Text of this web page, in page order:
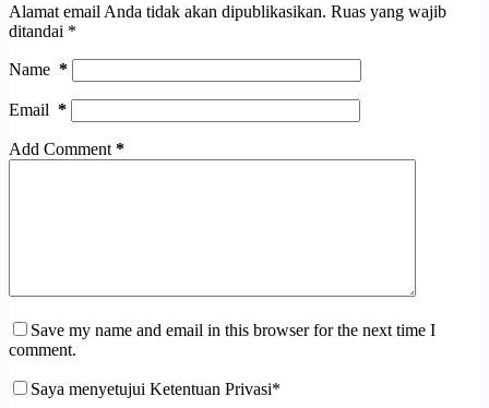
Alamat email Anda tidak akan dipublikasikan. Ruas yang wajib
ditandai *
Name *
Email *
Add Comment *
Save my name and email in this browser for the next time I
comment.
Saya menyetujui Ketentuan Privasi*